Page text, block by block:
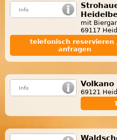
mit
69117
telefonisch reservieren
anfragen
Volkano
69121